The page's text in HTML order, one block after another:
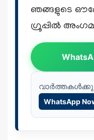
ഞങ്ങളുടെ
ഗ്രൂപ്പിൽ
WhatsApp